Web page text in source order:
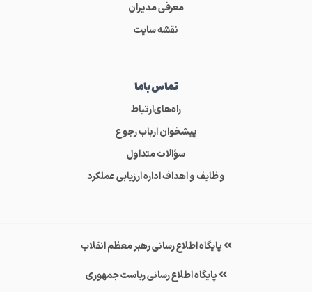
معرفی مدیران
نقشه سایت
تماس‌باما
راه‌های‌ارتباط
پیشخوان ارباب رجوع
سؤالات متداول
وظایف و اهداف اداره ارزیابی عملکرد
پایگاه اطلاع رسانی رهبر معظم انقلاب
پایگاه اطلاع رسانی ریاست جمهوری